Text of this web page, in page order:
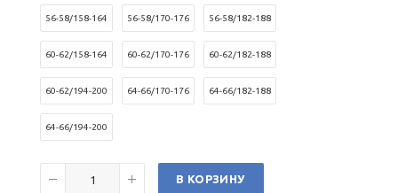
56-58/158-164 56-58/170-176 56-58/182-188
60-62/158-164 60-62/170-176 60-62/182-188
60-62/194-200 64-66/170-176 64-66/182-188
64-66/194-200
В КОРЗИНУ